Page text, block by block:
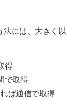
法には、大きく以
得
で取得
ば通信で取得